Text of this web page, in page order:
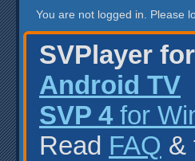
You are not logged in. Please
SVPlayer
Android TV
SVP 4 for
Read FAQ &